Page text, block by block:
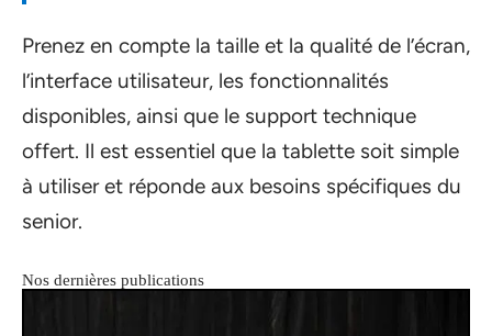
Prenez en compte la taille et la qualité de l’écran,
l’interface utilisateur, les fonctionnalités
disponibles, ainsi que le support technique
offert. Il est essentiel que la tablette soit simple
à utiliser et réponde aux besoins spécifiques du
senior.
Nos dernières publications